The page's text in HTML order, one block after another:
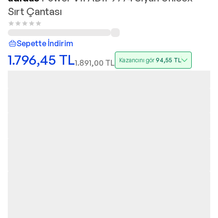
Sırt Çantası
Sepette İndirim
1.796,45 TL1.891,00 TL Kazancını gör94,55 TL